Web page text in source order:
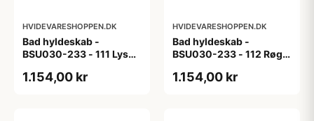
HVIDEVARESHOPPEN.DK
Bad hyldeskab -
BSU030-233 - 111 Lys
1.154,00 kr
HVIDEVARESHOPPEN.DK
Bad hyldeskab -
BSU030-233 - 112 Røget
1.154,00 kr